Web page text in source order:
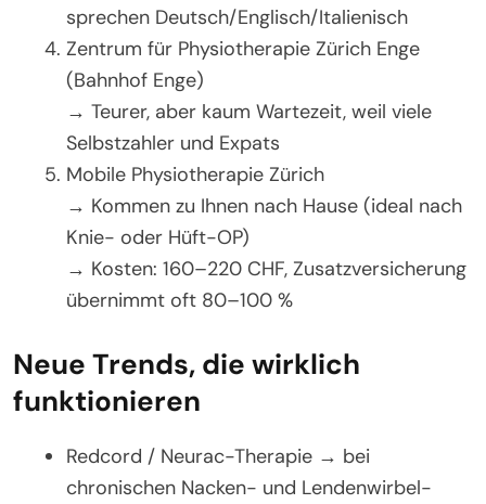
sprechen Deutsch/Englisch/Italienisch
Zentrum für Physiotherapie Zürich Enge
(Bahnhof Enge)
→ Teurer, aber kaum Wartezeit, weil viele
Selbstzahler und Expats
Mobile Physiotherapie Zürich
→ Kommen zu Ihnen nach Hause (ideal nach
Knie- oder Hüft-OP)
→ Kosten: 160–220 CHF, Zusatzversicherung
übernimmt oft 80–100 %
Neue Trends, die wirklich
funktionieren
Redcord / Neurac-Therapie → bei
chronischen Nacken- und Lendenwirbel-